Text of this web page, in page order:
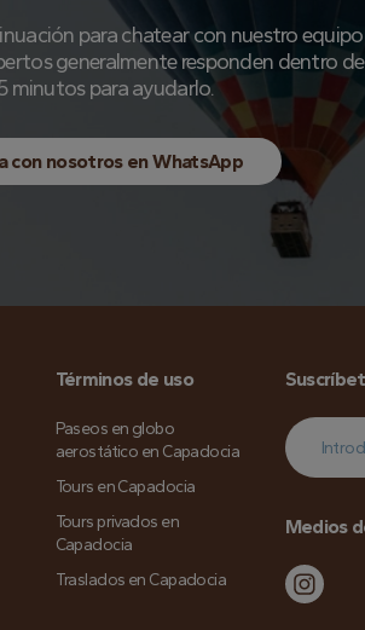
para chatear con nuestro
generalmente responden dentro
minutos para ayudarlo.
con nosotros en WhatsApp
Términos de uso
Paseos en globo
aerostático en Capadocia
Tours en Capadocia
Tours privados en
Capadocia
Traslados en Capadocia
Medios